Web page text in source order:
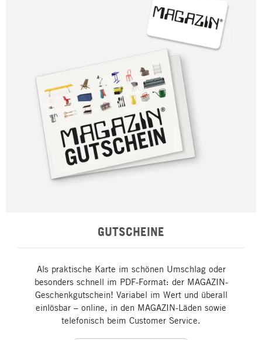
GUTSCHEINE
Als praktische Karte im schönen Umschlag oder
besonders schnell im PDF-Format: der MAGAZIN-
Geschenkgutschein! Variabel im Wert und überall
einlösbar – online, in den MAGAZIN-Läden sowie
telefonisch beim Customer Service.